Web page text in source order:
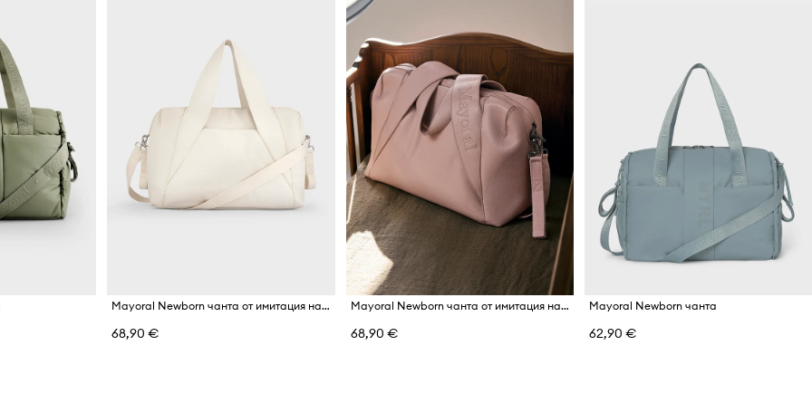
Mayoral Newborn чанта от имитация на кожа
68,90 €
Mayoral Newborn чанта от имитация на кожа
68,90 €
Mayoral Newborn чанта
62,90 €